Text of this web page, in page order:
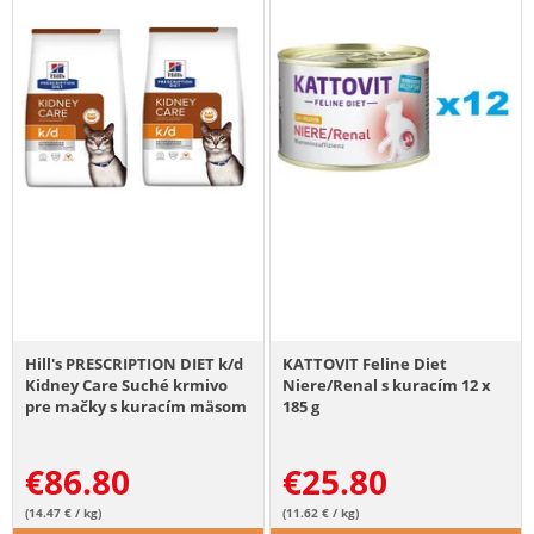
Hill's PRESCRIPTION DIET k/d
Kidney Care Suché krmivo
pre mačky s kuracím mäsom
€86.80
(14.47 € / kg)
KATTOVIT Feline Diet
Niere/Renal s kuracím 12 x
185 g
€25.80
(11.62 € / kg)